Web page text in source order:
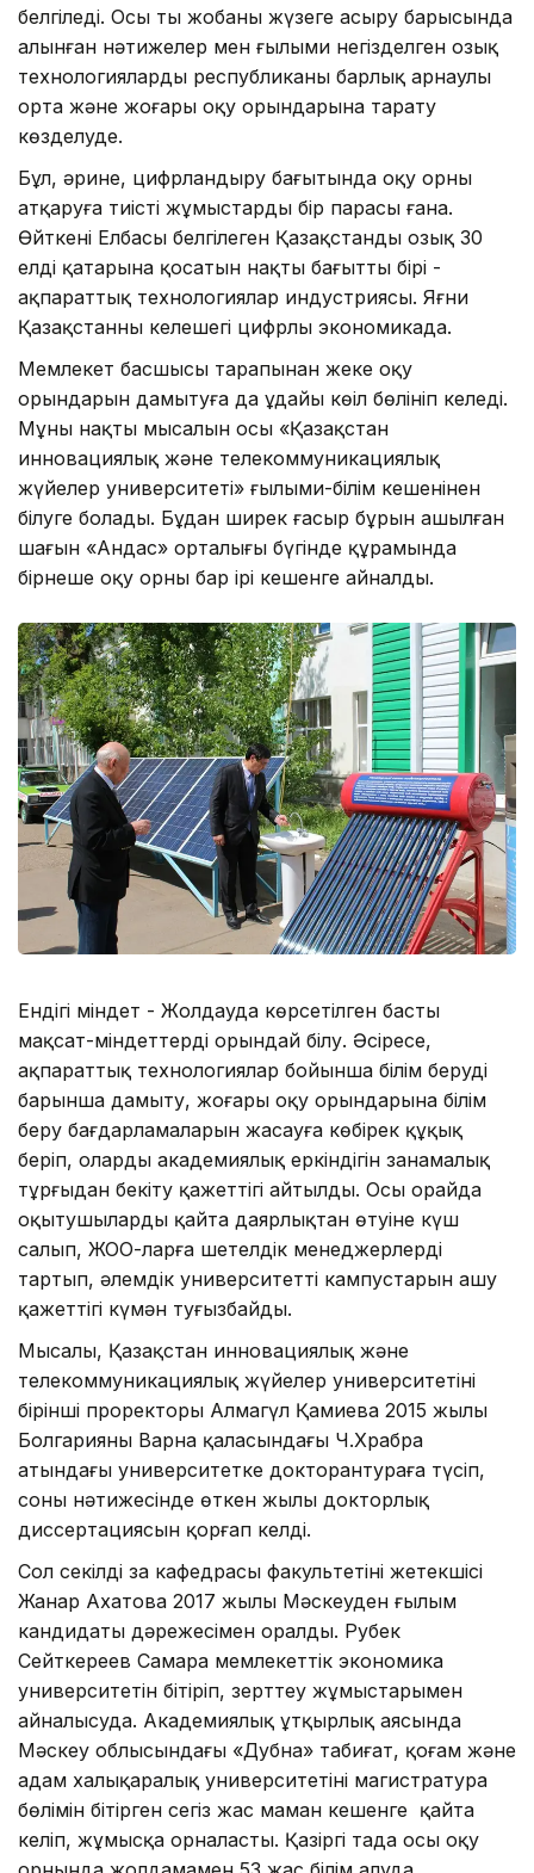
белгіледі. Осы тың жобаны жүзеге асыру барысында
алынған нәтижелер мен ғылыми негізделген озық
технологияларды республиканың барлық арнаулы
орта және жоғары оқу орындарына тарату
көзделуде.
Бұл, әрине, цифрландыру бағытында оқу орны
атқаруға тиісті жұмыстардың бір парасы ғана.
Өйткені Елбасы белгілеген Қазақстанды озық 30
елдің қатарына қосатын нақты бағыттың бірі -
ақпараттық технологиялар индустриясы. Яғни
Қазақстанның келешегі цифрлы экономикада.
Мемлекет басшысы тарапынан жеке оқу
орындарын дамытуға да ұдайы көңіл бөлініп келеді.
Мұның нақты мысалын осы «Қазақстан
инновациялық және телекоммуникациялық
жүйелер университеті» ғылыми-білім кешенінен
білуге болады. Бұдан ширек ғасыр бұрын ашылған
шағын «Андас» орталығы бүгінде құрамында
бірнеше оқу орны бар ірі кешенге айналды.
Ендігі міндет - Жолдауда көрсетілген басты
мақсат-міндеттерді орындай білу. Әсіресе,
ақпараттық технологиялар бойынша білім беруді
барынша дамыту, жоғары оқу орындарына білім
беру бағдарламаларын жасауға көбірек құқық
беріп, олардың академиялық еркіндігін заңнамалық
тұрғыдан бекіту қажеттігі айтылды. Осы орайда
оқытушылардың қайта даярлықтан өтуіне күш
салып, ЖОО-ларға шетелдік менеджерлерді
тартып, әлемдік университеттің кампустарын ашу
қажеттігі күмән туғызбайды.
Мысалы, Қазақстан инновациялық және
телекоммуникациялық жүйелер университетінің
бірінші проректоры Алмагүл Қамиева 2015 жылы
Болгарияның Варна қаласындағы Ч.Храбра
атындағы университетке докторантураға түсіп,
соның нәтижесінде өткен жылы докторлық
диссертациясын қорғап келді.
Сол секілді заң кафедрасы факультетінің жетекшісі
Жанар Ахатова 2017 жылы Мәскеуден ғылым
кандидаты дәрежесімен оралды. Рубек
Сейткереев Самара мемлекеттік экономика
университетін бітіріп, зерттеу жұмыстарымен
айналысуда. Академиялық ұтқырлық аясында
Мәскеу облысындағы «Дубна» табиғат, қоғам және
адам халықаралық университетінің магистратура
бөлімін бітірген сегіз жас маман кешенге қайта
келіп, жұмысқа орналасты. Қазіргі таңда осы оқу